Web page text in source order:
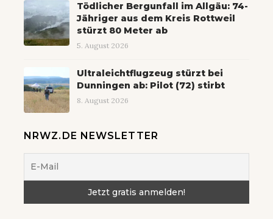
Tödlicher Bergunfall im Allgäu: 74-
Jähriger aus dem Kreis Rottweil
stürzt 80 Meter ab
5. August 2026
Ultraleichtflugzeug stürzt bei
Dunningen ab: Pilot (72) stirbt
8. August 2026
NRWZ.DE NEWSLETTER